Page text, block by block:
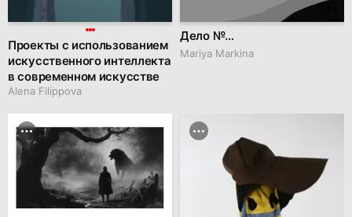
Проекты с использованием
искусственного интеллекта
в современном искусстве
Alena Filippova
Дело №…
Mariya Markina